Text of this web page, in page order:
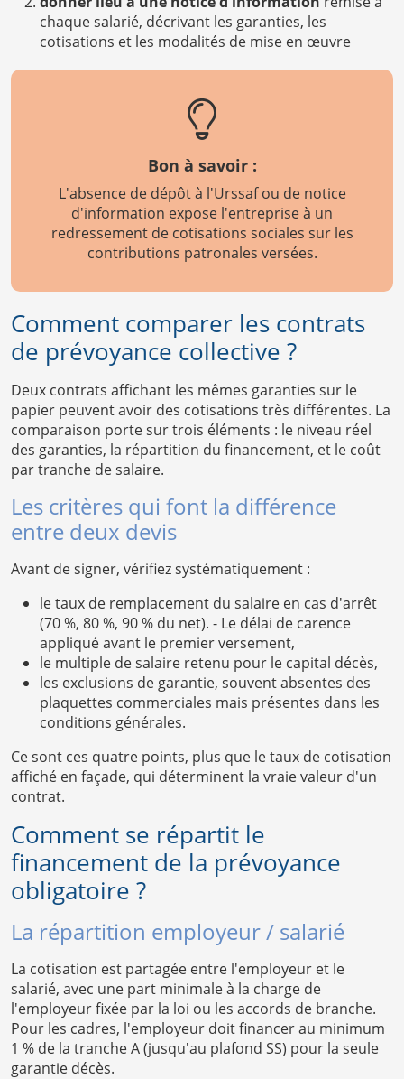
chaque salarié, décrivant les garanties, les
cotisations et les modalités de mise en œuvre
Bon à savoir :
L'absence de dépôt à l'Urssaf ou de notice
d'information expose l'entreprise à un
redressement de cotisations sociales sur les
contributions patronales versées.
Comment comparer les contrats
de prévoyance collective ?
Deux contrats affichant les mêmes garanties sur le
papier peuvent avoir des cotisations très différentes. La
comparaison porte sur trois éléments : le niveau réel
des garanties, la répartition du financement, et le coût
par tranche de salaire.
Les critères qui font la différence
entre deux devis
Avant de signer, vérifiez systématiquement :
le taux de remplacement du salaire en cas d'arrêt
(70 %, 80 %, 90 % du net). - Le délai de carence
appliqué avant le premier versement,
le multiple de salaire retenu pour le capital décès,
les exclusions de garantie, souvent absentes des
plaquettes commerciales mais présentes dans les
conditions générales.
Ce sont ces quatre points, plus que le taux de cotisation
affiché en façade, qui déterminent la vraie valeur d'un
contrat.
Comment se répartit le
financement de la prévoyance
obligatoire ?
La répartition employeur / salarié
La cotisation est partagée entre l'employeur et le
salarié, avec une part minimale à la charge de
l'employeur fixée par la loi ou les accords de branche.
Pour les cadres, l'employeur doit financer au minimum
1 % de la tranche A (jusqu'au plafond SS) pour la seule
garantie décès.